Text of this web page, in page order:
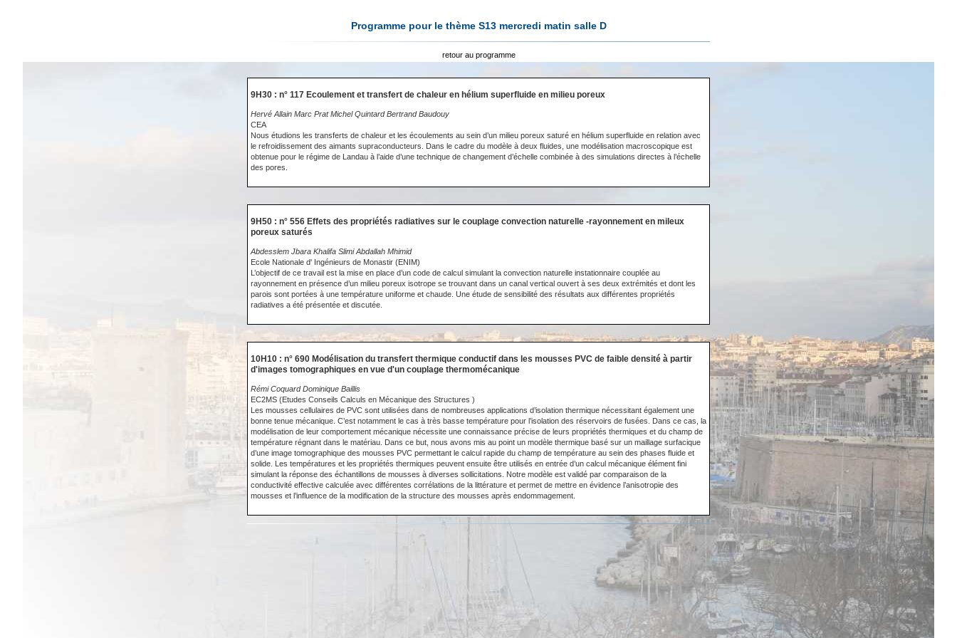
Programme pour le thème S13 mercredi matin salle D
retour au programme
9H30 : n° 117 Ecoulement et transfert de chaleur en hélium superfluide en milieu poreux
Hervé Allain Marc Prat Michel Quintard Bertrand Baudouy
CEA
Nous étudions les transferts de chaleur et les écoulements au sein d’un milieu poreux saturé en hélium superfluide en relation avec
le refroidissement des aimants supraconducteurs. Dans le cadre du modèle à deux fluides, une modélisation macroscopique est
obtenue pour le régime de Landau à l’aide d’une technique de changement d’échelle combinée à des simulations directes à l’échelle
des pores.
9H50 : n° 556 Effets des propriétés radiatives sur le couplage convection naturelle -rayonnement en mileux
poreux saturés
Abdesslem Jbara Khalifa Slimi Abdallah Mhimid
Ecole Nationale d' Ingénieurs de Monastir (ENIM)
L’objectif de ce travail est la mise en place d’un code de calcul simulant la convection naturelle instationnaire couplée au
rayonnement en présence d’un milieu poreux isotrope se trouvant dans un canal vertical ouvert à ses deux extrémités et dont les
parois sont portées à une température uniforme et chaude. Une étude de sensibilité des résultats aux différentes propriétés
radiatives a été présentée et discutée.
10H10 : n° 690 Modélisation du transfert thermique conductif dans les mousses PVC de faible densité à partir
d'images tomographiques en vue d'un couplage thermomécanique
Rémi Coquard Dominique Baillis
EC2MS (Etudes Conseils Calculs en Mécanique des Structures )
Les mousses cellulaires de PVC sont utilisées dans de nombreuses applications d’isolation thermique nécessitant également une
bonne tenue mécanique. C’est notamment le cas à très basse température pour l’isolation des réservoirs de fusées. Dans ce cas, la
modélisation de leur comportement mécanique nécessite une connaissance précise de leurs propriétés thermiques et du champ de
température régnant dans le matériau. Dans ce but, nous avons mis au point un modèle thermique basé sur un maillage surfacique
d’une image tomographique des mousses PVC permettant le calcul rapide du champ de température au sein des phases fluide et
solide. Les températures et les propriétés thermiques peuvent ensuite être utilisés en entrée d’un calcul mécanique élément fini
simulant la réponse des échantillons de mousses à diverses sollicitations. Notre modèle est validé par comparaison de la
conductivité effective calculée avec différentes corrélations de la littérature et permet de mettre en évidence l’anisotropie des
mousses et l’influence de la modification de la structure des mousses après endommagement.